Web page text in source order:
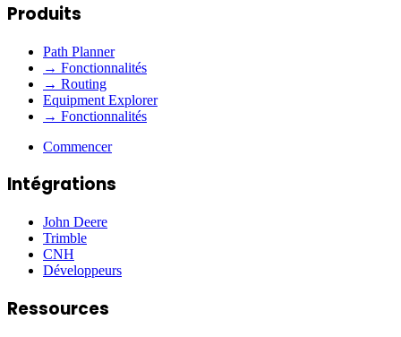
Produits
Path Planner
→ Fonctionnalités
→ Routing
Equipment Explorer
→ Fonctionnalités
Commencer
Intégrations
John Deere
Trimble
CNH
Développeurs
Ressources